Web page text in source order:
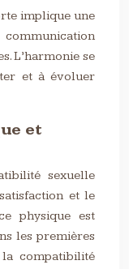
implique une
L’harmonie se
et à évoluer
et
sexuelle
et le
physique est
les premières
compatibilité